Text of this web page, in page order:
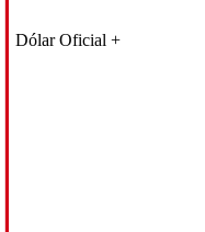
Dólar Oficial +